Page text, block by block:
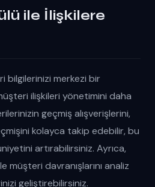
ile İlişkilere
bilgilerinizi merkezi bir
ilişkileri yönetimini daha
geçmiş alışverişlerini,
kolayca takip edebilir, bu
artırabilirsiniz. Ayrıca,
müşteri davranışlarını analiz
geliştirebilirsiniz.